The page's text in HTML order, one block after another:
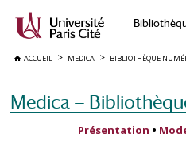
ACCUEIL MEDICA BIBLIOTHÈQUE
Medica —
Présentation •